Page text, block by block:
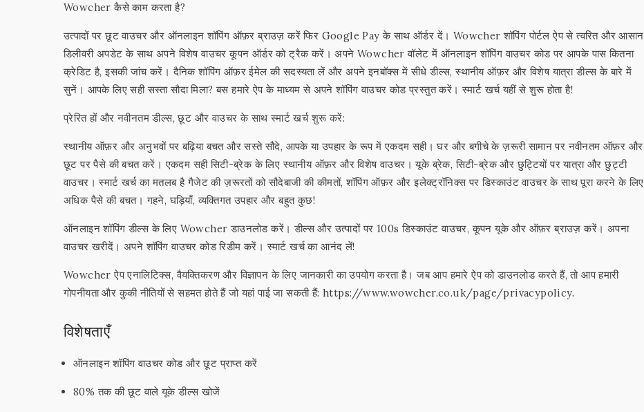
Wowcher कैसे काम करता है?
उत्पादों पर छूट वाउचर और ऑनलाइन शॉपिंग ऑफ़र ब्राउज़ करें फिर Google Pay के साथ ऑर्डर दें। Wowcher शॉपिंग पोर्टल ऐप से त्वरित और आसान
डिलीवरी अपडेट के साथ अपने विशेष वाउचर कूपन ऑर्डर को ट्रैक करें। अपने Wowcher वॉलेट में ऑनलाइन शॉपिंग वाउचर कोड पर आपके पास कितना
क्रेडिट है, इसकी जांच करें। दैनिक शॉपिंग ऑफ़र ईमेल की सदस्यता लें और अपने इनबॉक्स में सीधे डील्स, स्थानीय ऑफ़र और विशेष यात्रा डील्स के बारे में
सुनें। आपके लिए सही सस्ता सौदा मिला? बस हमारे ऐप के माध्यम से अपने शॉपिंग वाउचर कोड प्रस्तुत करें। स्मार्ट खर्च यहीं से शुरू होता है!
प्रेरित हों और नवीनतम डील्स, छूट और वाउचर के साथ स्मार्ट खर्च शुरू करें:
स्थानीय ऑफ़र और अनुभवों पर बढ़िया बचत और सस्ते सौदे, आपके या उपहार के रूप में एकदम सही। घर और बगीचे के ज़रूरी सामान पर नवीनतम ऑफ़र और
छूट पर पैसे की बचत करें। एकदम सही सिटी-ब्रेक के लिए स्थानीय ऑफ़र और विशेष वाउचर। यूके ब्रेक, सिटी-ब्रेक और छुट्टियों पर यात्रा और छुट्टी
वाउचर। स्मार्ट खर्च का मतलब है गैजेट की ज़रूरतों को सौदेबाजी की कीमतों, शॉपिंग ऑफ़र और इलेक्ट्रॉनिक्स पर डिस्काउंट वाउचर के साथ पूरा करने के लिए
अधिक पैसे की बचत। गहने, घड़ियाँ, व्यक्तिगत उपहार और बहुत कुछ!
ऑनलाइन शॉपिंग डील्स के लिए Wowcher डाउनलोड करें। डील्स और उत्पादों पर 100s डिस्काउंट वाउचर, कूपन यूके और ऑफ़र ब्राउज़ करें। अपना
वाउचर खरीदें। अपने शॉपिंग वाउचर कोड रिडीम करें। स्मार्ट खर्च का आनंद लें!
Wowcher ऐप एनालिटिक्स, वैयक्तिकरण और विज्ञापन के लिए जानकारी का उपयोग करता है। जब आप हमारे ऐप को डाउनलोड करते हैं, तो आप हमारी
गोपनीयता और कुकी नीतियों से सहमत होते हैं जो यहां पाई जा सकती हैं: https://www.wowcher.co.uk/page/privacypolicy.
विशेषताएँ
ऑनलाइन शॉपिंग वाउचर कोड और छूट प्राप्त करें
80% तक की छूट वाले यूके डील्स खोजें